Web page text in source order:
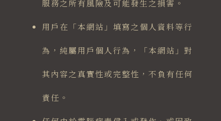
服務之所有風險及可能發生之損害。
用戶在「本網站」填寫之個人資料等行
為，純屬用戶個人行為，「本網站」對
其內容之真實性或完整性，不負有任何
責任。